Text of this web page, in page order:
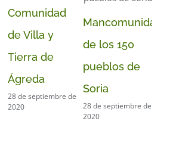
Comunidad
de Villa y
Tierra de
Ágreda
28 de septiembre de
2020
Mancomunidad
de los 150
pueblos de
Soria
28 de septiembre de
2020